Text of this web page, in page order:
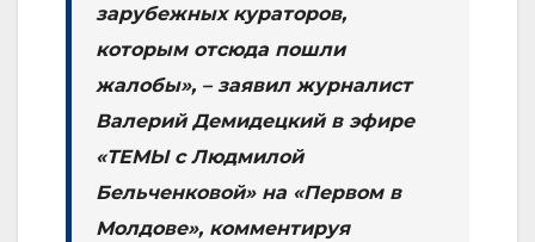
зарубежных кураторов,
которым отсюда пошли
жалобы», – заявил журналист
Валерий Демидецкий в эфире
«ТЕМЫ с Людмилой
Бельченковой» на «Первом в
Молдове», комментируя